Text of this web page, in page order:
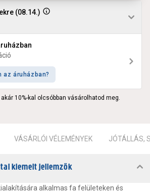
(08.14.)
az áruházban?
10%-kal olcsóbban vásárolhatod meg.
VÁSÁRLÓI VÉLEMÉNYEK JÓTÁLLÁS,
kiemelt jellemzők
alkalmas fa felületeken és